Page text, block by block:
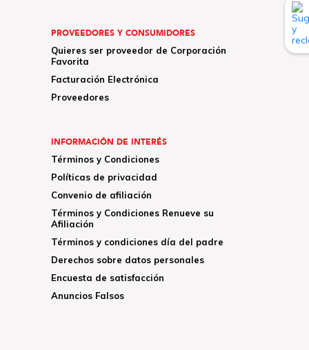
PROVEEDORES Y CONSUMIDORES
Quieres ser proveedor de Corporación
Favorita
Facturación Electrónica
Proveedores
INFORMACIÓN DE INTERÉS
Términos y Condiciones
Políticas de privacidad
Convenio de afiliación
Términos y Condiciones Renueve su
Afiliación
Términos y condiciones día del padre
Derechos sobre datos personales
Encuesta de satisfacción
Anuncios Falsos